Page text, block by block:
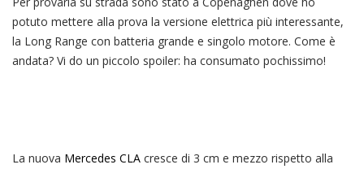
potuto mettere alla prova la versione elettrica più interessante,
la Long Range con batteria grande e singolo motore. Come è
andata? Vi do un piccolo spoiler: ha consumato pochissimo!
La nuova Mercedes CLA cresce di 3 cm e mezzo rispetto alla